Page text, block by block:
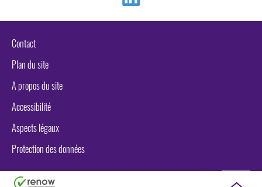
Contact
Plan du site
A propos du site
Accessibilité
Aspects légaux
Protection des données